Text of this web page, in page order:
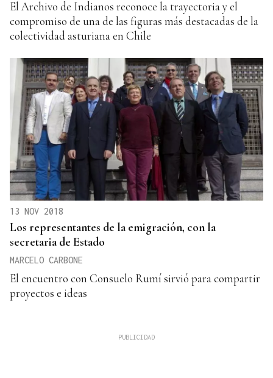
El Archivo de Indianos reconoce la trayectoria y el
compromiso de una de las figuras más destacadas de la
colectividad asturiana en Chile
13 NOV 2018
Los representantes de la emigración, con la
secretaria de Estado
MARCELO CARBONE
El encuentro con Consuelo Rumí sirvió para compartir
proyectos e ideas